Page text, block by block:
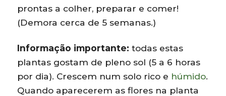
prontas a colher, preparar e comer!
(Demora cerca de 5 semanas.)
Informação importante: todas estas
plantas gostam de pleno sol (5 a 6 horas
por dia). Crescem num solo rico e húmido.
Quando aparecerem as flores na planta